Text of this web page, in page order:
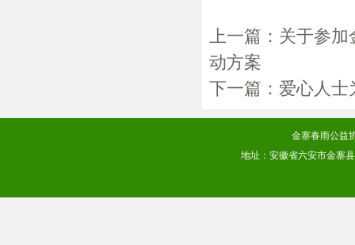
上一篇： 关于参加
动方案
下一篇： 爱心人士
金寨春雨公益
地址：安徽省六安市金寨